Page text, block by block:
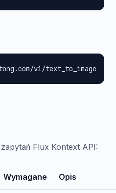
v1/text_to_image
Flux Kontext API:
Wymagane Opis